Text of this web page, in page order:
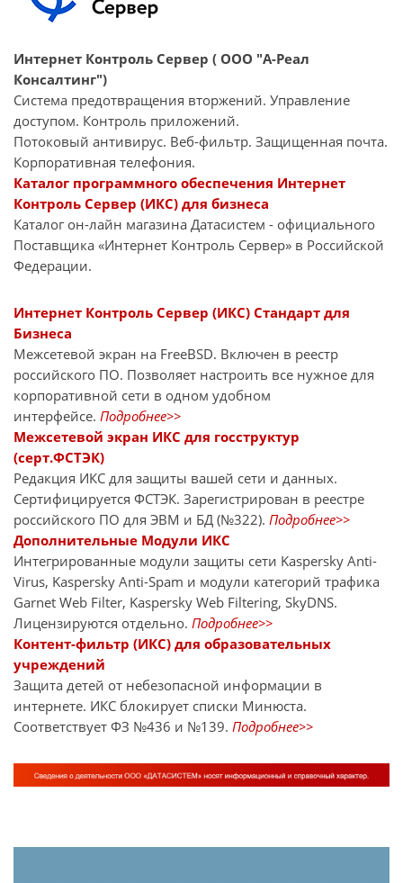
Интернет Контроль Сервер ( ООО "А-Реал
Консалтинг")
Система предотвращения вторжений. Управление
доступом. Контроль приложений.
Потоковый антивирус. Веб-фильтр. Защищенная почта.
Корпоративная телефония.
Каталог программного обеспечения Интернет
Контроль Сервер (ИКС) для бизнеса
Каталог он-лайн магазина Датасиcтем - официального
Поставщика «Интернет Контроль Сервер» в Российской
Федерации.
Интернет Контроль Сервер (ИКС) Стандарт для
Бизнеса
Межсетевой экран на FreeBSD. Включен в реестр
российского ПО. Позволяет настроить все нужное для
корпоративной сети в одном удобном
интерфейсе. Подробнее>>
Межсетевой экран ИКС для госструктур
(серт.ФСТЭК)
Редакция ИКС для защиты вашей сети и данных.
Сертифицируется ФСТЭК. Зарегистрирован в реестре
российского ПО для ЭВМ и БД (№322). Подробнее>>
Дополнительные Модули ИКС
Интегрированные модули защиты сети Kaspersky Anti-
Virus, Kaspersky Anti-Spam и модули категорий трафика
Garnet Web Filter, Kaspersky Web Filtering, SkyDNS.
Лицензируются отдельно. Подробнее>>
Контент-фильтр (ИКС) для образовательных
учреждений
Защита детей от небезопасной информации в
интернете. ИКС блокирует списки Минюста.
Соответствует ФЗ №436 и №139. Подробнее>>